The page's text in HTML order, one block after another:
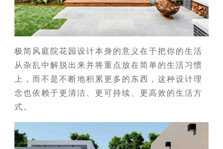
极简风庭院花园设计本身的意义在于把你的生活
从杂乱中解脱出来并将重点放在简单的生活习惯
上，而不是不断地积累更多的东西，这种设计理
念也依赖于更清洁、更可持续、更高效的生活方
式。